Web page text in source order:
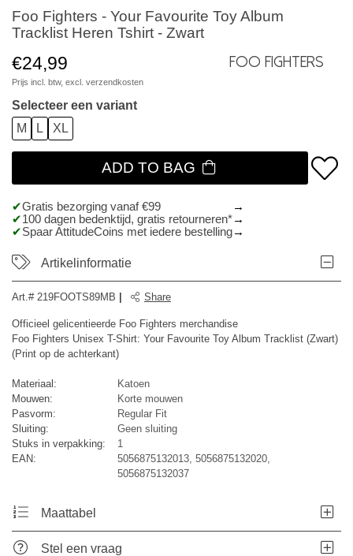
Foo Fighters - Your Favourite Toy Album
Tracklist Heren Tshirt - Zwart
€24,99
Prijs incl. btw, excl. verzendkosten
Foo Fighters
Selecteer een variant
M
L XL
ADD TO BAG
Gratis bezorging vanaf €99
100 dagen bedenktijd, gratis retourneren*
Spaar AttitudeCoins met iedere bestelling
Artikelinformatie
Art.# 219FOOTS89MB Share
Officieel gelicentieerde Foo Fighters merchandise
Foo Fighters Unisex T-Shirt: Your Favourite Toy Album Tracklist (Zwart)
(Print op de achterkant)
Materiaal:
Katoen
Mouwen:
Korte mouwen
Pasvorm:
Regular Fit
Sluiting:
Geen sluiting
Stuks in verpakking:
1
EAN:
5056875132013, 5056875132020,
5056875132037
Maattabel
Stel een vraag